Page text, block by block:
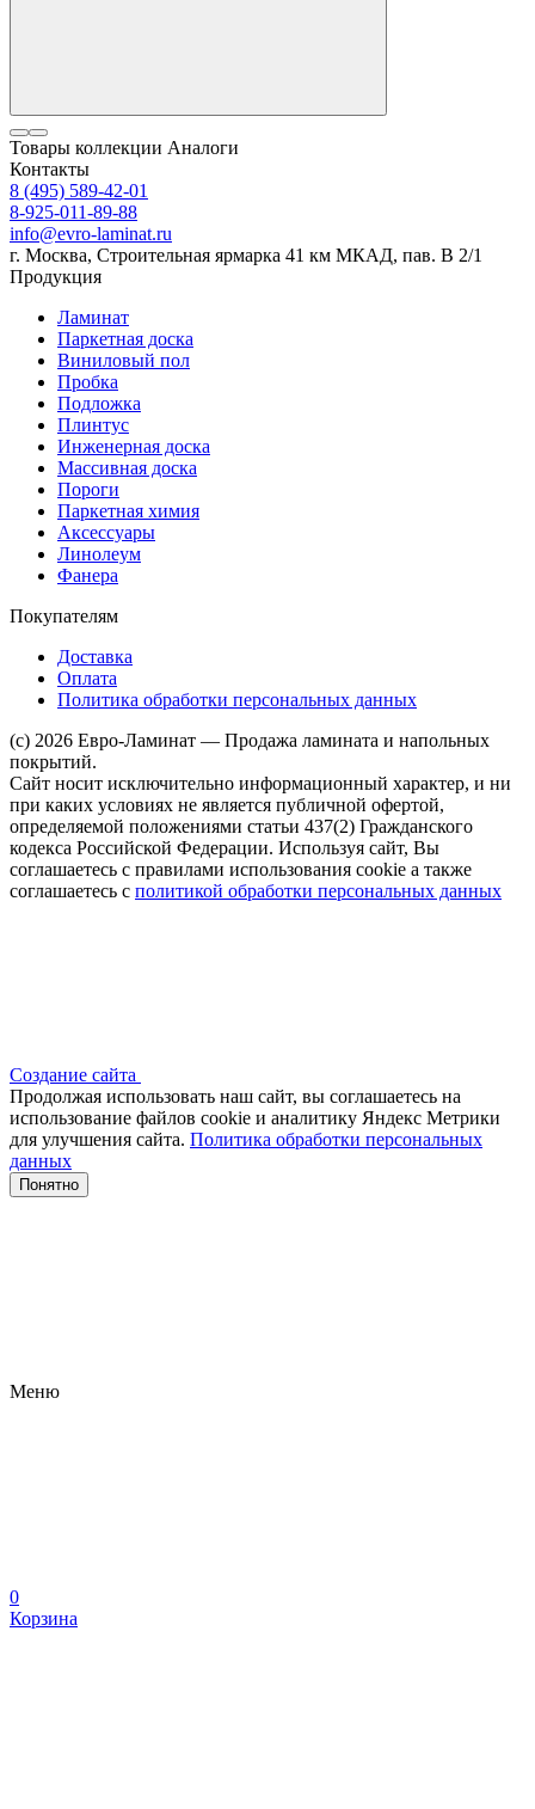
Товары коллекции Аналоги
Контакты
8 (495) 589-42-01
8-925-011-89-88
info@evro-laminat.ru
г. Москва, Строительная ярмарка 41 км МКАД, пав. В 2/1
Продукция
Ламинат
Паркетная доска
Виниловый пол
Пробка
Подложка
Плинтус
Инженерная доска
Массивная доска
Пороги
Паркетная химия
Аксессуары
Линолеум
Фанера
Покупателям
Доставка
Оплата
Политика обработки персональных данных
(c) 2026 Евро-Ламинат — Продажа ламината и напольных
покрытий.
Сайт носит исключительно информационный характер, и ни
при каких условиях не является публичной офертой,
определяемой положениями статьи 437(2) Гражданского
кодекса Российской Федерации. Используя сайт, Вы
соглашаетесь с правилами использования cookie а также
соглашаетесь с политикой обработки персональных данных
Создание сайта
Продолжая использовать наш сайт, вы соглашаетесь на
использование файлов сооkіе и аналитику Яндекс Метрики
для улучшения сайта. Политика обработки персональных
данных
Понятно
Меню
0
Корзина